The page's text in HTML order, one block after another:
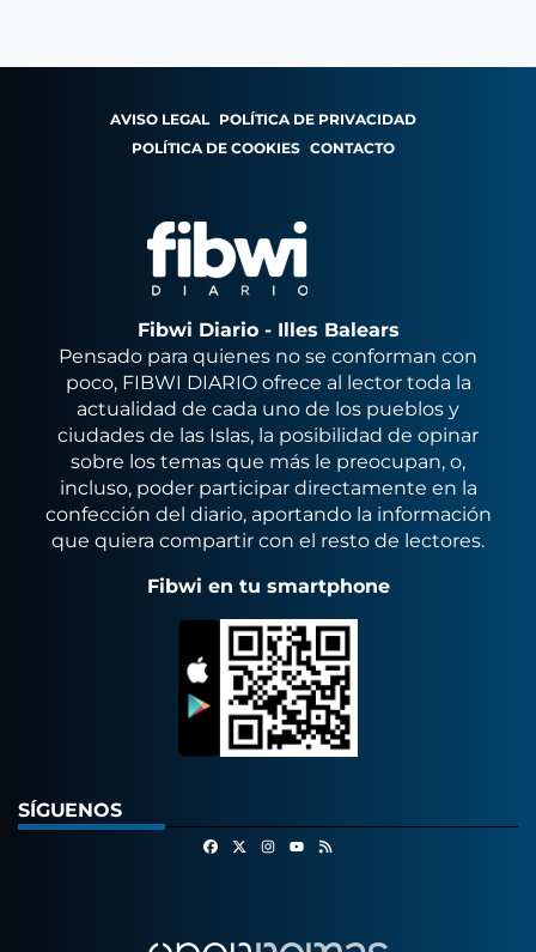
AVISO LEGAL POLÍTICA DE PRIVACIDAD
POLÍTICA DE COOKIES CONTACTO
Fibwi Diario - Illes Balears
Pensado para quienes no se conforman con
poco, FIBWI DIARIO ofrece al lector toda la
actualidad de cada uno de los pueblos y
ciudades de las Islas, la posibilidad de opinar
sobre los temas que más le preocupan, o,
incluso, poder participar directamente en la
confección del diario, aportando la información
que quiera compartir con el resto de lectores.
Fibwi en tu smartphone
SÍGUENOS
FacebookInstagram